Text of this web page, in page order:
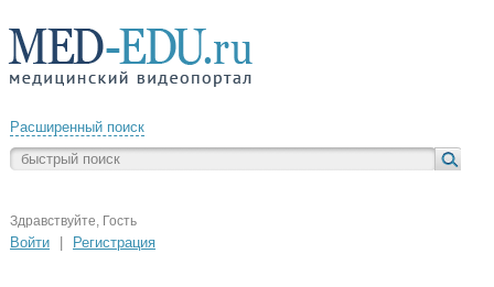
Расширенный поиск
Здравствуйте, Гость
Войти Регистрация